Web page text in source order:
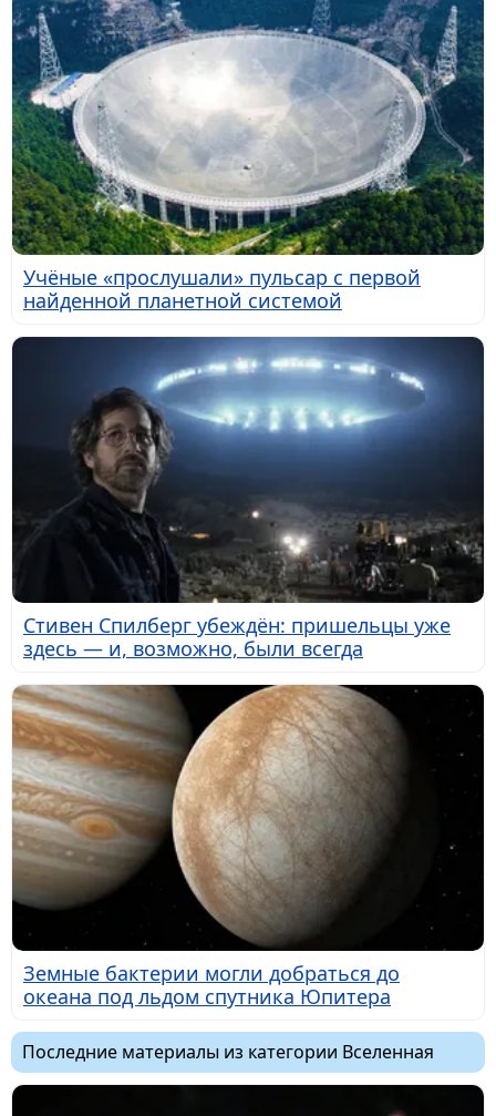
Учёные «прослушали» пульсар с первой
найденной планетной системой
Стивен Спилберг убеждён: пришельцы уже
здесь — и, возможно, были всегда
Земные бактерии могли добраться до
океана под льдом спутника Юпитера
Последние материалы из категории Вселенная